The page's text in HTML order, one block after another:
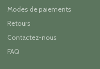
Modes de paiements
Retours
Contactez-nous
FAQ